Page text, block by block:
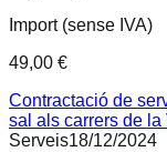
Import (sense IVA)
49,00 €
Contractació de
sal als carrers de
Serveis18/12/2024